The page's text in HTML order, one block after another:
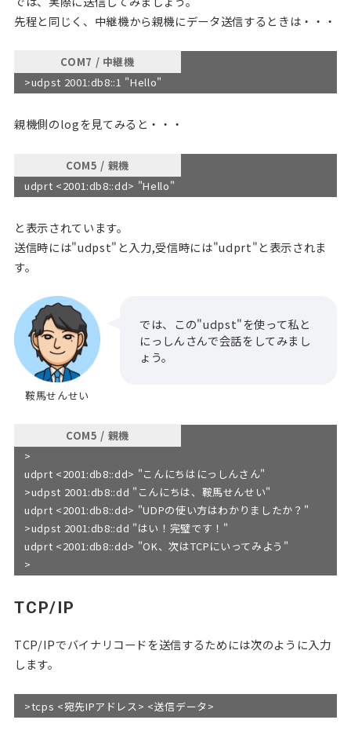
先程と同じく、中継機から親機にデータ送信するときは・・・
COM7 / 中継機
>udpst 2001:db8::1 "Hello"
親機側のlogを見てみると・・・
COM5 / 親機
udprt <2001:db8::dd> "Hello"
と表示されています。
送信時には"udpst"と入力,受信時には"udprt"と表示されま
す。
鞍馬せんせい
では、この"udpst"を使って私と
にっしんさんで会話をしてみまし
ょう。
COM5 / 親機
>
udprt <2001:db8::dd> "こんにちはにっしんさん"
>udpst 2001:db8::dd "こんにちは、鞍馬せんせい"
udprt <2001:db8::dd> "UDPの使い方はわかりましたか？"
>udpst 2001:db8::dd "はい！完璧です！"
udprt <2001:db8::dd> "OK、次はTCPにいってみよう"
>
TCP/IP
TCP/IPでバイナリコードを送信するためには次のように入力
します。
>tcps <宛先IPアドレス> <送信データ>